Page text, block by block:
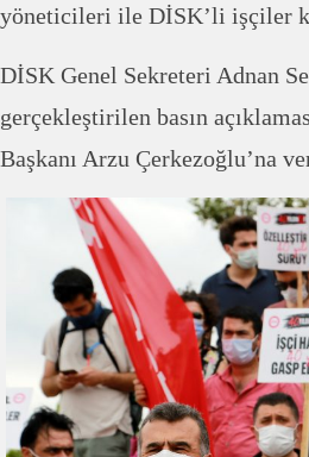
yöneticileri ile DİSK’li işçiler
DİSK Genel Sekreteri Adnan
gerçekleştirilen basın
Başkanı Arzu Çerkezoğlu’na